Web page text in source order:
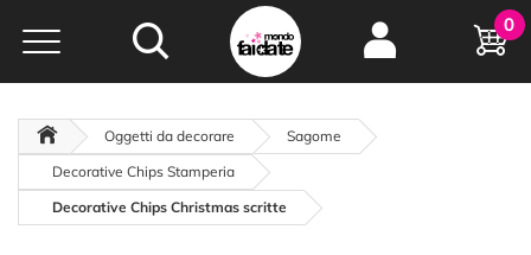
Hobby e
creatività...
oltre 15 anni online
0
Oggetti da decorare
Sagome
Decorative Chips Stamperia
Decorative Chips Christmas scritte